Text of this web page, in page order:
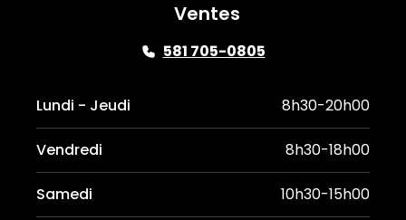
Ventes
581 705-0805
Lundi - Jeudi 8h30-20h00
Vendredi 8h30-18h00
Samedi 10h30-15h00